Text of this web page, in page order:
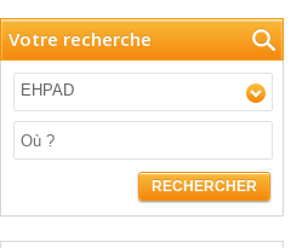
Votre recherche
EHPAD
RECHERCHER